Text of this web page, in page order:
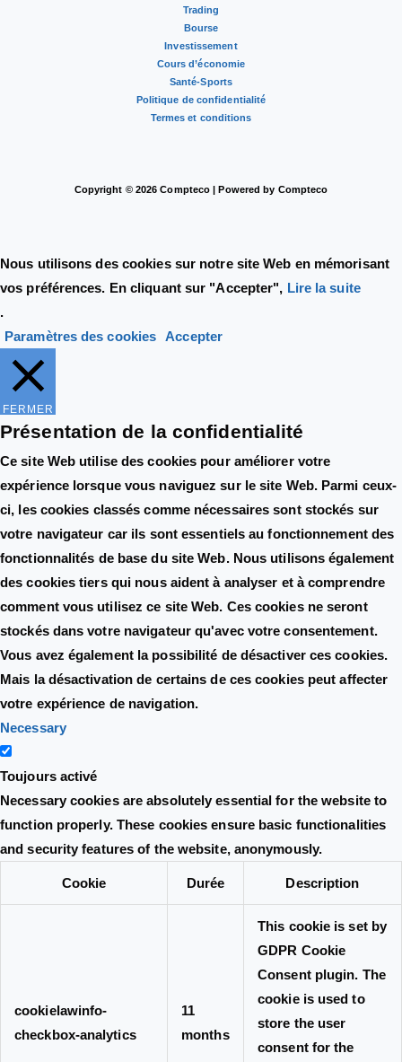
Trading
Bourse
Investissement
Cours d’économie
Santé-Sports
Politique de confidentialité
Termes et conditions
Copyright © 2026 Compteco | Powered by Compteco
Nous utilisons des cookies sur notre site Web en mémorisant
vos préférences. En cliquant sur "Accepter", Lire la suite
.
Paramètres des cookies
Accepter
FERMER
Présentation de la confidentialité
Ce site Web utilise des cookies pour améliorer votre
expérience lorsque vous naviguez sur le site Web. Parmi ceux-
ci, les cookies classés comme nécessaires sont stockés sur
votre navigateur car ils sont essentiels au fonctionnement des
fonctionnalités de base du site Web. Nous utilisons également
des cookies tiers qui nous aident à analyser et à comprendre
comment vous utilisez ce site Web. Ces cookies ne seront
stockés dans votre navigateur qu'avec votre consentement.
Vous avez également la possibilité de désactiver ces cookies.
Mais la désactivation de certains de ces cookies peut affecter
votre expérience de navigation.
Necessary
Toujours activé
Necessary cookies are absolutely essential for the website to
function properly. These cookies ensure basic functionalities
and security features of the website, anonymously.
Cookie Durée Description
cookielawinfo-
checkbox-analytics
11
months
This cookie is set by
GDPR Cookie
Consent plugin. The
cookie is used to
store the user
consent for the